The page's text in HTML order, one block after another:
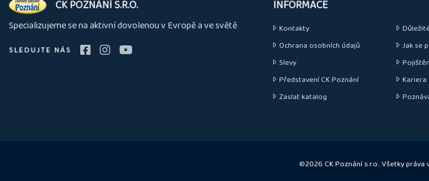
nás
CK POZNÁNÍ S.R.O.
Specializujeme se na aktivní dovolenou v Evropě a ve světě
SLEDUJTE NÁS
INFORMACE
Kontakty
Ochrana osobních údajů
Jak se
Slevy
Představení CK Poznání
Kariera
Zaslat katalog
©2026 CK Poznání s.r.o.. Všetky práva